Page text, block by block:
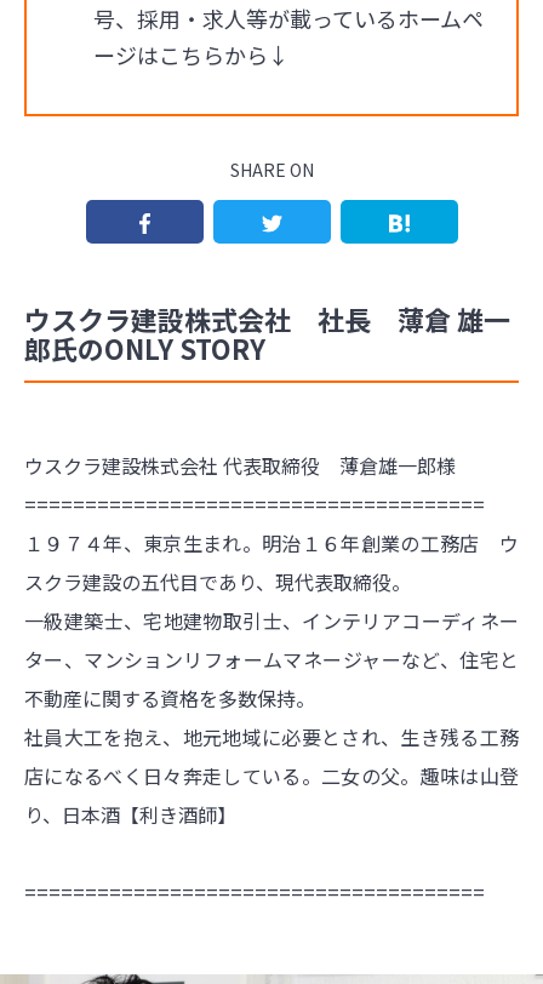
号、採用・求人等が載っているホームペ
ージはこちらから↓
SHARE ON
ウスクラ建設株式会社 社長 薄倉 雄一
郎氏のONLY STORY
ウスクラ建設株式会社 代表取締役 薄倉雄一郎様
======================================
１９７４年、東京生まれ。明治１６年創業の工務店 ウ
スクラ建設の五代目であり、現代表取締役。
一級建築士、宅地建物取引士、インテリアコーディネー
ター、マンションリフォームマネージャーなど、住宅と
不動産に関する資格を多数保持。
社員大工を抱え、地元地域に必要とされ、生き残る工務
店になるべく日々奔走している。二女の父。趣味は山登
り、日本酒【利き酒師】
======================================